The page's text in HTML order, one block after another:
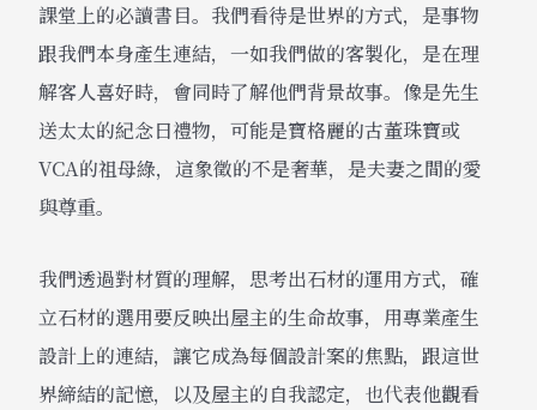
課堂上的必讀書目。我們看待是世界的方式，是事物
跟我們本身產生連結，一如我們做的客製化，是在理
解客人喜好時，會同時了解他們背景故事。像是先生
送太太的紀念日禮物，可能是寶格麗的古董珠寶或
VCA的祖母綠，這象徵的不是奢華，是夫妻之間的愛
與尊重。
我們透過對材質的理解，思考出石材的運用方式，確
立石材的選用要反映出屋主的生命故事，用專業產生
設計上的連結，讓它成為每個設計案的焦點，跟這世
界締結的記憶，以及屋主的自我認定，也代表他觀看